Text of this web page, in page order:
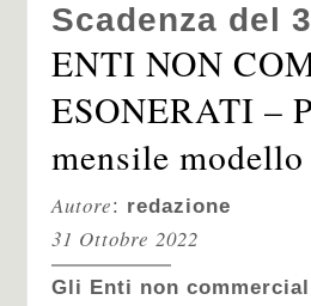
Scadenza del
ENTI NON
ESONERATI –
mensile
Autore: redazione
31 Ottobre 2022
Gli Enti non